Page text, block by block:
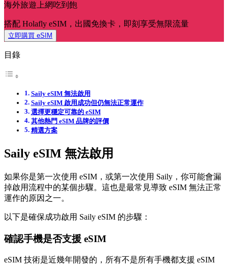
海外旅遊上網吃到飽
搭配 Holafly eSIM，出國免換卡，即刻享受無限流量
立即購買 eSIM
目錄
Saily eSIM 無法啟用
Saily eSIM 啟用成功但仍無法正常運作
選擇更穩定可靠的 eSIM
其他熱門 eSIM 品牌的評價
精選方案
Saily eSIM 無法啟用
如果你是第一次使用 eSIM，或第一次使用 Saily，你可能會漏
掉啟用流程中的某個步驟。這也是最常見導致 eSIM 無法正常
運作的原因之一。
以下是確保成功啟用 Saily eSIM 的步驟：
確認手機是否支援 eSIM
eSIM 技術是近幾年開發的，所有不是所有手機都支援 eSIM